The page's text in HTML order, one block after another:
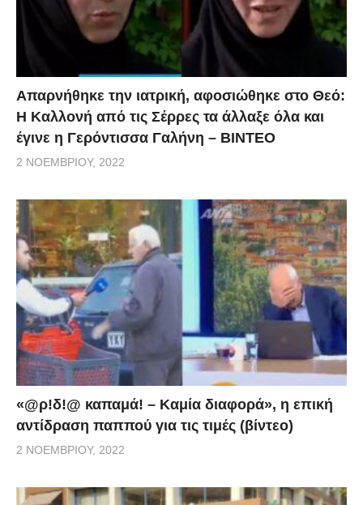
Απαρνήθηκε την ιατρική, αφοσιώθηκε στο Θεό:
Η Καλλονή από τις Σέρρες τα άλλαξε όλα και
έγινε η Γερόντισσα Γαλήνη – ΒΙΝΤΕΟ
2 ΝΟΕΜΒΡΊΟΥ, 2022
«@ρ!δ!@ καπαμά! – Καμία διαφορά», η επική
αντίδραση παππού για τις τιμές (βίντεο)
2 ΝΟΕΜΒΡΊΟΥ, 2022